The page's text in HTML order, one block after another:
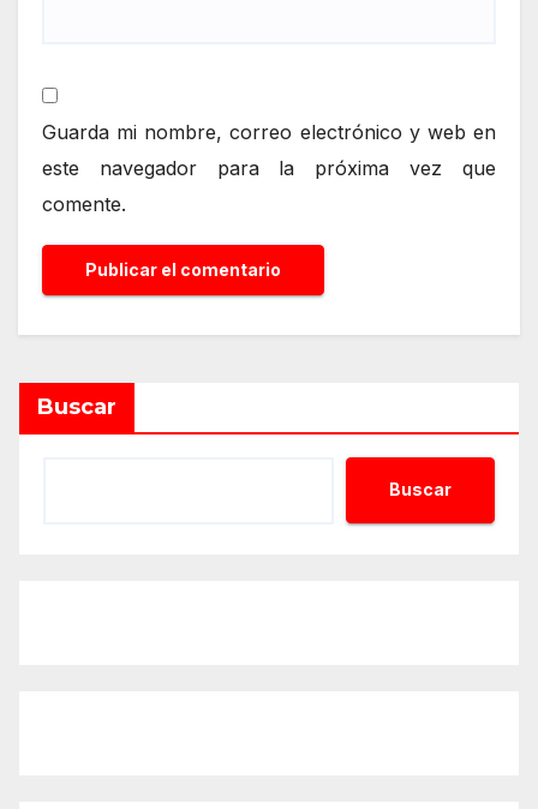
Guarda mi nombre, correo electrónico y web en
este navegador para la próxima vez que
comente.
Buscar
Buscar